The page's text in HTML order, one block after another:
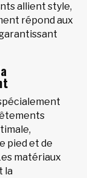
allient style,
répond aux
pied et de
matériaux
la